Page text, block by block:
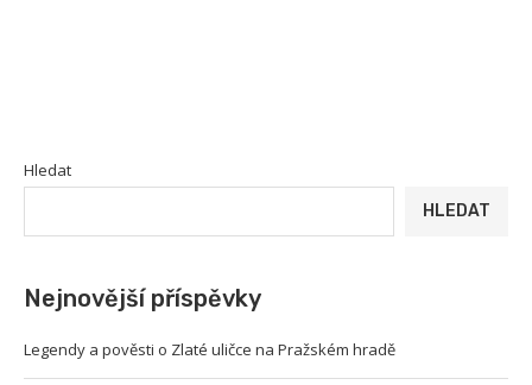
Hledat
HLEDAT
Nejnovější příspěvky
Legendy a pověsti o Zlaté uličce na Pražském hradě